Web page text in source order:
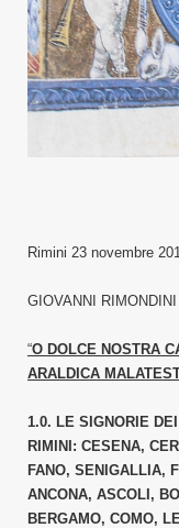
Rimini 23 novembre
GIOVANNI RIMONDINI
“O DOLCE NOSTRA
ARALDICA
1.0. LE SIGNORIE
RIMINI: CESENA,
FANO, SENIGALLIA,
ANCONA, ASCOLI,
BERGAMO, COMO,